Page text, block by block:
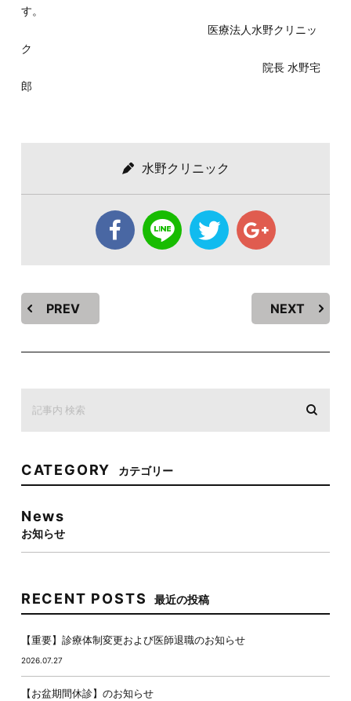
す。
医療法人水野クリニッ
ク
院長 水野宅
郎
水野クリニック
PREV NEXT
CATEGORY カテゴリー
News
お知らせ
RECENT POSTS 最近の投稿
【重要】診療体制変更および医師退職のお知らせ
2026.07.27
【お盆期間休診】のお知らせ